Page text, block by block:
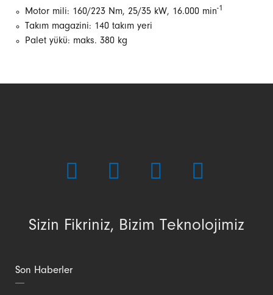
Motor mili: 160/223 Nm, 25/35 kW, 16.000 min-1
Takım magazini: 140 takım yeri
Palet yükü: maks. 380 kg
Sizin Fikriniz, Bizim Teknolojimiz
Son Haberler